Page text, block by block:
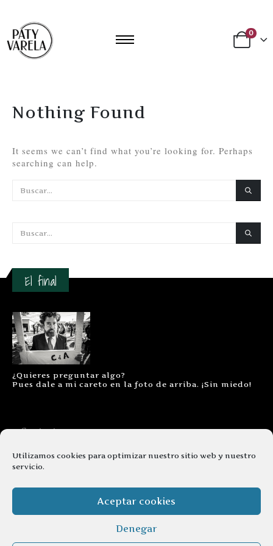
Utilizamos cookies para optimizar nuestro sitio web y nuestro
servicio.
Aceptar cookies
Denegar
0
Nothing Found
It seems we can’t find what you’re looking for. Perhaps
searching can help.
El final
¿Quieres preguntar algo?
Pues dale a mi careto en la foto de arriba. ¡Sin miedo!
Contacto
Aviso legal